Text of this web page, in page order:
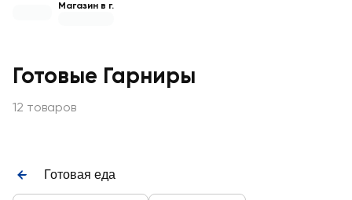
Магазин в г.
Готовые Гарниры
12 товаров
Готовая еда